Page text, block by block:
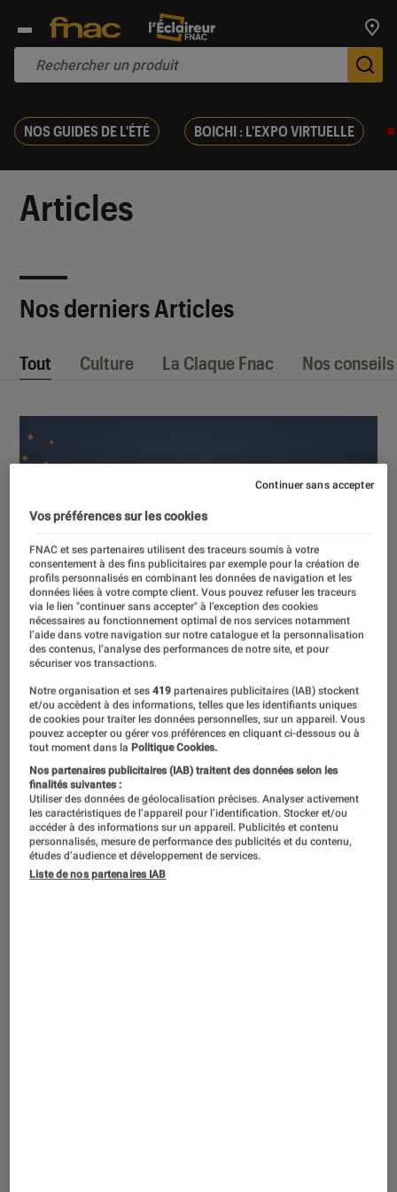
NOS GUIDES DE L'ÉTÉ BOICHI : L'EXPO VIRTUELLE
Articles
Nos derniers Articles
Tout Culture La Claque Fnac Nos conseils
Jean-Marc Vallée : ses meilleurs films (et
séries)
ARTICLE
Séries • 07 jan. 2022
Vos préférences sur les cookies
FNAC et ses partenaires utilisent des traceurs soumis à votre
consentement à des fins publicitaires par exemple pour la création de
profils personnalisés en combinant les données de navigation et les
données liées à votre compte client. Vous pouvez refuser les traceurs
via le lien "continuer sans accepter" à l’exception des cookies
nécessaires au fonctionnement optimal de nos services notamment
l’aide dans votre navigation sur notre catalogue et la personnalisation
des contenus, l’analyse des performances de notre site, et pour
sécuriser vos transactions.
Notre organisation et ses419 partenaires publicitaires (IAB) stockent
et/ou accèdent à des informations, telles que les identifiants uniques
de cookies pour traiter les données personnelles, sur un appareil. Vous
pouvez accepter ou gérer vos préférences en cliquant ci-dessous ou à
tout moment dans la Politique Cookies.
Nos partenaires publicitaires (IAB) traitent des données selon les
finalités suivantes :
Utiliser des données de géolocalisation précises. Analyser activement
les caractéristiques de l’appareil pour l’identification. Stocker et/ou
accéder à des informations sur un appareil. Publicités et contenu
personnalisés, mesure de performance des publicités et du contenu,
études d’audience et développement de services.
Liste de nos partenaires IAB
Continuer sans accepter